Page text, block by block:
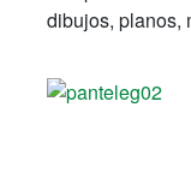
dibujos, planos,